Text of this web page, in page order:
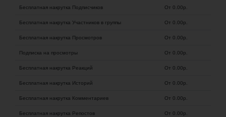
Бесплатная накрутка Подписчиков От 0.00р.
Бесплатная накрутка Участников в группы От 0.00р.
Бесплатная накрутка Просмотров От 0.00р.
Подписка на просмотры От 0.00р.
Бесплатная накрутка Реакций От 0.00р.
Бесплатная накрутка Историй От 0.00р.
Бесплатная накрутка Комментариев От 0.00р.
Бесплатная накрутка Репостов От 0.00р.